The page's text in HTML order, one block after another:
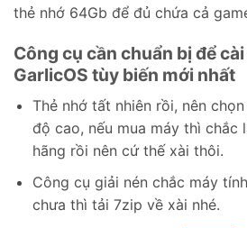
thẻ nhớ 64Gb để đủ chứa cả
Công cụ cần chuẩn bị để
GarlicOS tùy biến mới nhất
Thẻ nhớ tất nhiên rồi, nên
độ cao, nếu mua máy thì chắc
hãng rồi nên cứ thế xài thôi.
Công cụ giải nén chắc máy
chưa thì tải 7zip về xài nhé.